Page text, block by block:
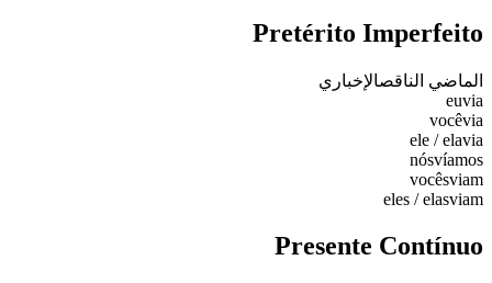
Pretérito Imperfeito
الماضي الناقصالإخباري
euvia
vocêvia
ele / elavia
nósvíamos
vocêsviam
eles / elasviam
Presente Contínuo